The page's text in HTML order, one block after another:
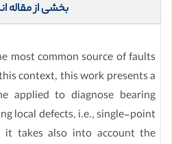
بخشی از مقاله
most common source of faults
context, this work presents a
applied to diagnose bearing
local defects, i.e., single-point
it takes also into account the